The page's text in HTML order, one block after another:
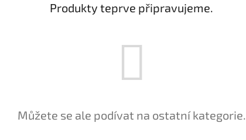
Produkty teprve připravujeme.
Můžete se ale podívat na ostatní kategorie.